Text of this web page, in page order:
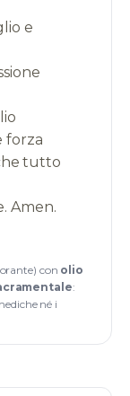
e
forza
tutto
con olio
:
né i